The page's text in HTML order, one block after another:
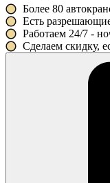
Более 80
Есть
Работаем 24/7 -
Сделаем скидку,